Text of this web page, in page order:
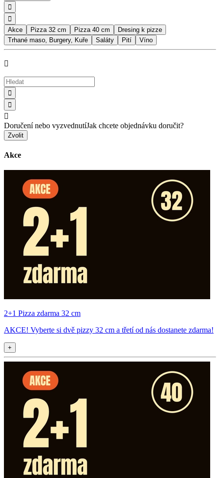


Akce
Pizza 32 cm Pizza 40 cm
Dresing k pizze
Trhané maso, Burgery, Kuře
Saláty Pití Víno




Doručení nebo vyzvednutíJak chcete objednávku doručit?
Zvolit
Akce
2+1 Pizza zdarma 32 cm
AKCE! Vyberte si dvě pizzy 32 cm a třetí od nás dostanete zdarma!
+